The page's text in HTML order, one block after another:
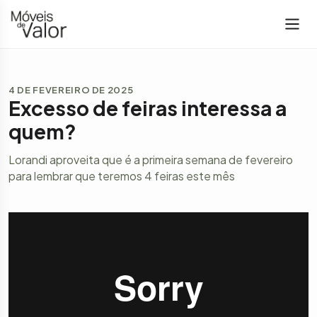
4 DE FEVEREIRO DE 2025
Excesso de feiras interessa a
quem?
Lorandi aproveita que é a primeira semana de fevereiro
para lembrar que teremos 4 feiras este mês